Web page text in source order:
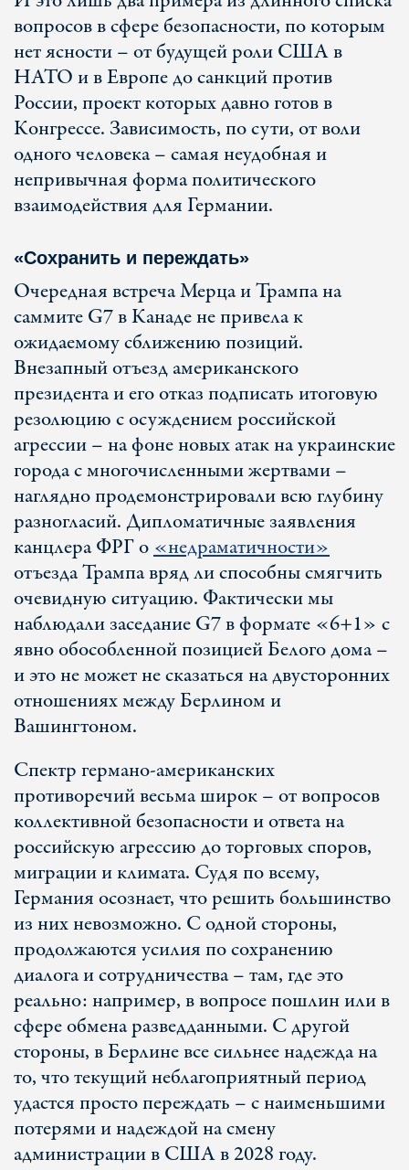
вопросов в сфере безопасности, по которым
нет ясности – от будущей роли США в
НАТО и в Европе до санкций против
России, проект которых давно готов в
Конгрессе. Зависимость, по сути, от воли
одного человека – самая неудобная и
непривычная форма политического
взаимодействия для Германии.
«Сохранить и переждать»
Очередная встреча Мерца и Трампа на
саммите G7 в Канаде не привела к
ожидаемому сближению позиций.
Внезапный отъезд американского
президента и его отказ подписать итоговую
резолюцию с осуждением российской
агрессии – на фоне новых атак на украинские
города с многочисленными жертвами –
наглядно продемонстрировали всю глубину
разногласий. Дипломатичные заявления
канцлера ФРГ о«недраматичности»
отъезда Трампа вряд ли способны смягчить
очевидную ситуацию. Фактически мы
наблюдали заседание G7 в формате «6+1» с
явно обособленной позицией Белого дома –
и это не может не сказаться на двусторонних
отношениях между Берлином и
Вашингтоном.
Спектр германо-американских
противоречий весьма широк – от вопросов
коллективной безопасности и ответа на
российскую агрессию до торговых споров,
миграции и климата. Судя по всему,
Германия осознает, что решить большинство
из них невозможно. С одной стороны,
продолжаются усилия по сохранению
диалога и сотрудничества – там, где это
реально: например, в вопросе пошлин или в
сфере обмена разведданными. С другой
стороны, в Берлине все сильнее надежда на
то, что текущий неблагоприятный период
удастся просто переждать – с наименьшими
потерями и надеждой на смену
администрации в США в 2028 году.